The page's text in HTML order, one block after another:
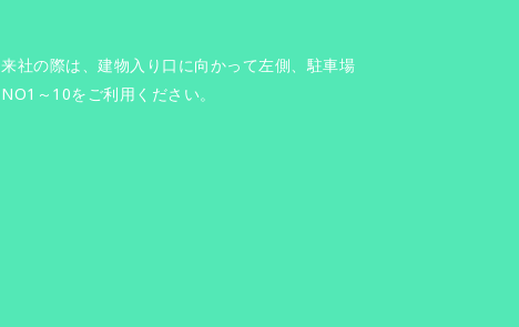
来社の際は、建物入り口に向かって左側、駐車場
NO1～10をご利用ください。